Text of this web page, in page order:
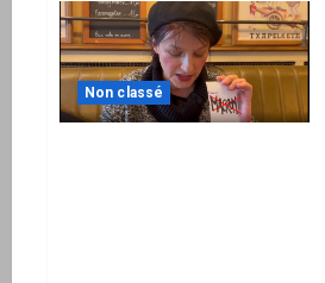
Restez
débranchés
!
–
Épisode
2
–
L’Union
Non classé